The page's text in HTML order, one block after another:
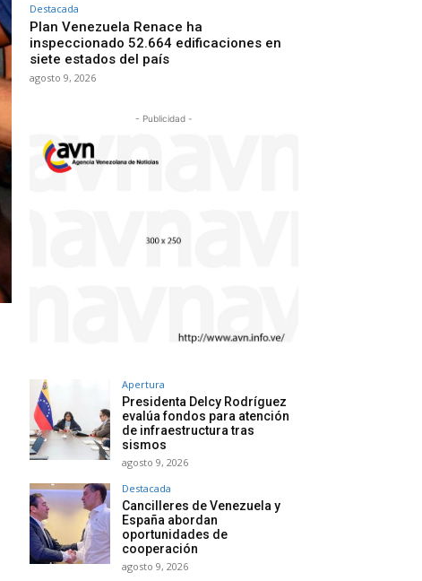
Destacada
Plan Venezuela Renace ha
inspeccionado 52.664 edificaciones en
siete estados del país
agosto 9, 2026
- Publicidad -
Apertura
Presidenta Delcy Rodríguez
evalúa fondos para atención
de infraestructura tras
sismos
agosto 9, 2026
Destacada
Cancilleres de Venezuela y
España abordan
oportunidades de
cooperación
agosto 9, 2026